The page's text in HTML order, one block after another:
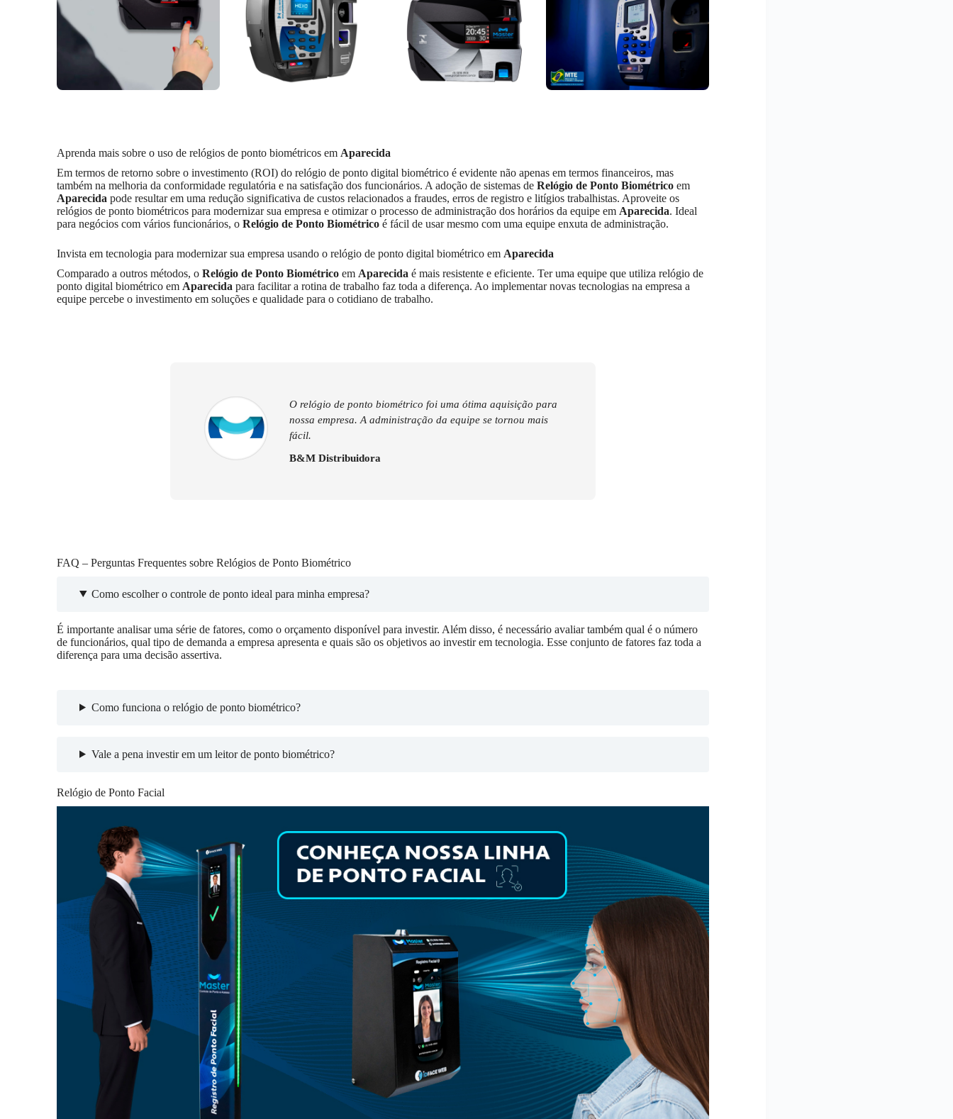
Aprenda mais sobre o uso de relógios de ponto biométricos em Aparecida
Em termos de retorno sobre o investimento (ROI) do relógio de ponto digital biométrico é evidente não apenas em termos financeiros, mas
também na melhoria da conformidade regulatória e na satisfação dos funcionários. A adoção de sistemas de Relógio de Ponto Biométrico em
Aparecida pode resultar em uma redução significativa de custos relacionados a fraudes, erros de registro e litígios trabalhistas. Aproveite os
relógios de ponto biométricos para modernizar sua empresa e otimizar o processo de administração dos horários da equipe em Aparecida. Ideal
para negócios com vários funcionários, o Relógio de Ponto Biométrico é fácil de usar mesmo com uma equipe enxuta de administração.
Invista em tecnologia para modernizar sua empresa usando o relógio de ponto digital biométrico em Aparecida
Comparado a outros métodos, o Relógio de Ponto Biométrico em Aparecida é mais resistente e eficiente. Ter uma equipe que utiliza relógio de
ponto digital biométrico em Aparecida para facilitar a rotina de trabalho faz toda a diferença. Ao implementar novas tecnologias na empresa a
equipe percebe o investimento em soluções e qualidade para o cotidiano de trabalho.
O relógio de ponto biométrico foi uma ótima aquisição para
nossa empresa. A administração da equipe se tornou mais
fácil.
B&M Distribuidora
FAQ – Perguntas Frequentes sobre Relógios de Ponto Biométrico
Como escolher o controle de ponto ideal para minha empresa?
É importante analisar uma série de fatores, como o orçamento disponível para investir. Além disso, é necessário avaliar também qual é o número
de funcionários, qual tipo de demanda a empresa apresenta e quais são os objetivos ao investir em tecnologia. Esse conjunto de fatores faz toda a
diferença para uma decisão assertiva.
Como funciona o relógio de ponto biométrico?
Vale a pena investir em um leitor de ponto biométrico?
Relógio de Ponto Facial